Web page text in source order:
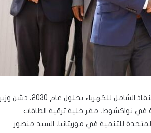
في إطار الجهود الرامية إلى تحقيق التنمية المستدامة وضمان النفاذ الشامل للكهرباء بحلول عام 2030، دشن وزير
في نواكشوط، مقر خلية ترقية الطاقات
للتنمية في موريتانيا، السيد منصور